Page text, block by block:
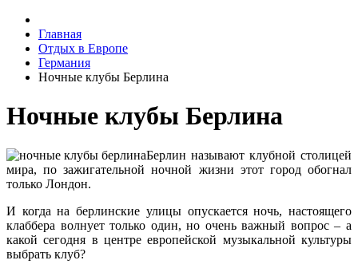
Главная
Отдых в Европе
Германия
Ночные клубы Берлина
Ночные клубы Берлина
Берлин называют клубной столицей
мира, по зажигательной ночной жизни этот город обогнал
только Лондон.
И когда на берлинские улицы опускается ночь, настоящего
клаббера волнует только один, но очень важный вопрос – а
какой сегодня в центре европейской музыкальной культуры
выбрать клуб?